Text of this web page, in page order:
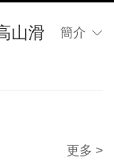
山滑
簡介
更多 >